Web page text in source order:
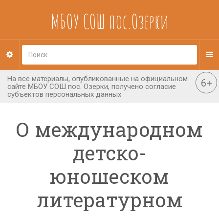
МБОУ СОШ пос.Озерки
О международном
детско-
юношеском
литературном